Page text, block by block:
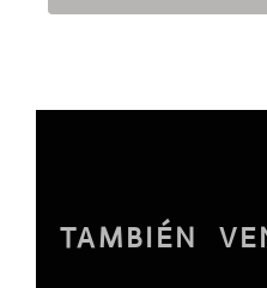
TAMBIÉN